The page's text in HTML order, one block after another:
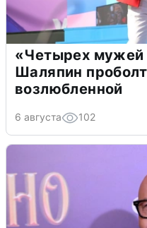
«Четырех мужей
Шаляпин
возлюбленной
6 августа 102